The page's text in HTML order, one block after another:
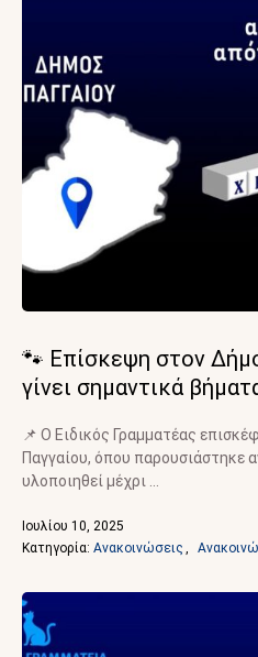
🐾 Επίσκεψη στον
γίνει σημαντικά
📌 Ο Ειδικός Γραμματέας
Παγγαίου, όπου παρουσιάστηκε
υλοποιηθεί μέχρι …
Ιουλίου 10, 2025
Κατηγορία: Ανακοινώσεις ,